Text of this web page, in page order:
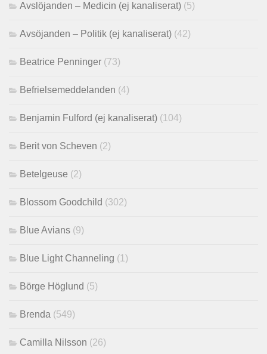
Avslöjanden – Medicin (ej kanaliserat) (5)
Avsöjanden – Politik (ej kanaliserat) (42)
Beatrice Penninger (73)
Befrielsemeddelanden (4)
Benjamin Fulford (ej kanaliserat) (104)
Berit von Scheven (2)
Betelgeuse (2)
Blossom Goodchild (302)
Blue Avians (9)
Blue Light Channeling (1)
Börge Höglund (5)
Brenda (549)
Camilla Nilsson (26)